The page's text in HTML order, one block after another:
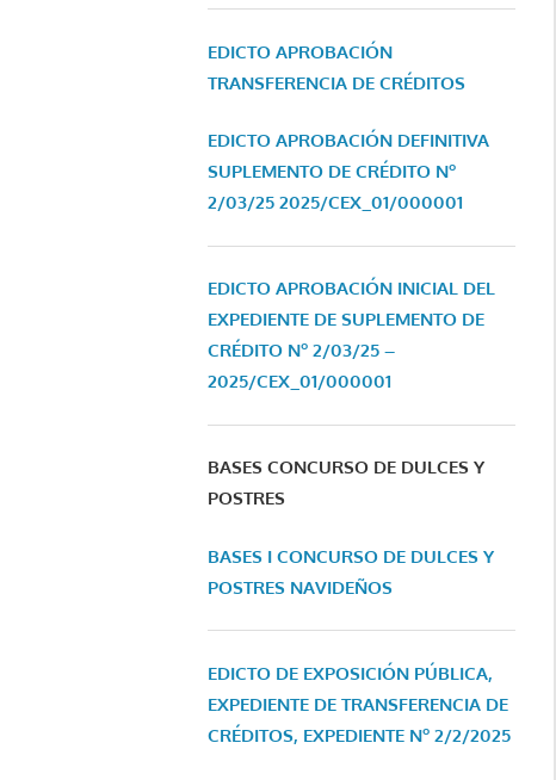
EDICTO APROBACIÓN
TRANSFERENCIA DE CRÉDITOS
EDICTO APROBACIÓN DEFINITIVA
SUPLEMENTO DE CRÉDITO Nº
2/03/25 2025/CEX_01/000001
EDICTO APROBACIÓN INICIAL DEL
EXPEDIENTE DE SUPLEMENTO DE
CRÉDITO Nº 2/03/25 –
2025/CEX_01/000001
BASES CONCURSO DE DULCES Y
POSTRES
BASES I CONCURSO DE DULCES Y
POSTRES NAVIDEÑOS
EDICTO DE EXPOSICIÓN PÚBLICA,
EXPEDIENTE DE TRANSFERENCIA DE
CRÉDITOS, EXPEDIENTE Nº 2/2/2025